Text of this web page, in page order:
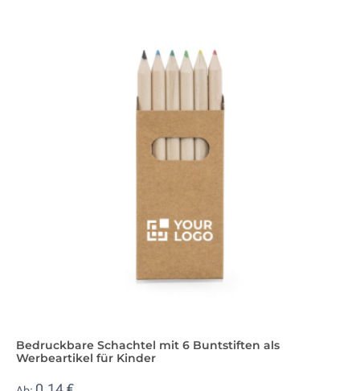
Bedruckbare Schachtel mit 6 Buntstiften als
Werbeartikel für Kinder